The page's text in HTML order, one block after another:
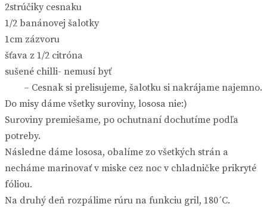
2strúčiky cesnaku
1/2 banánovej šalotky
1cm zázvoru
šťava z 1/2 citróna
sušené chilli- nemusí byť
– Cesnak si prelisujeme, šalotku si nakrájame najemno.
Do misy dáme všetky suroviny, lososa nie:)
Suroviny premiešame, po ochutnaní dochutíme podľa
potreby.
Následne dáme lososa, obalíme zo všetkých strán a
necháme marinovať v miske cez noc v chladničke prikryté
fóliou.
Na druhý deň rozpálime rúru na funkciu gril, 180´C.